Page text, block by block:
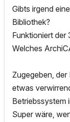
Gibts irgend
Bibliothek?
Funktioniert der
Welches
Zugegeben,
etwas
Betriebssystem
Super wäre,